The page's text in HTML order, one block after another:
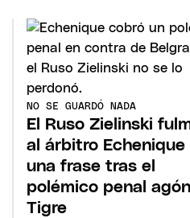
NO SE GUARDÓ NADA
El Ruso Zielinski
al árbitro Echenique
una frase tras el
polémico penal
Tigre